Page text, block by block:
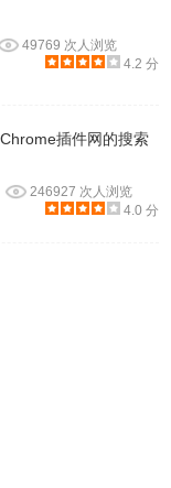
步缩小范围。在
面添加特定标
标签名称，就能随
49769 次人浏览
4.2 分
插件网的搜索
246927 次人浏览
4.0 分